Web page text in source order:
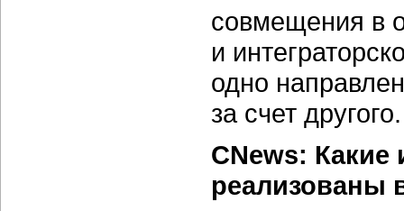
совмещения в
и
одно
за счет другого.
CNews:
реализованы